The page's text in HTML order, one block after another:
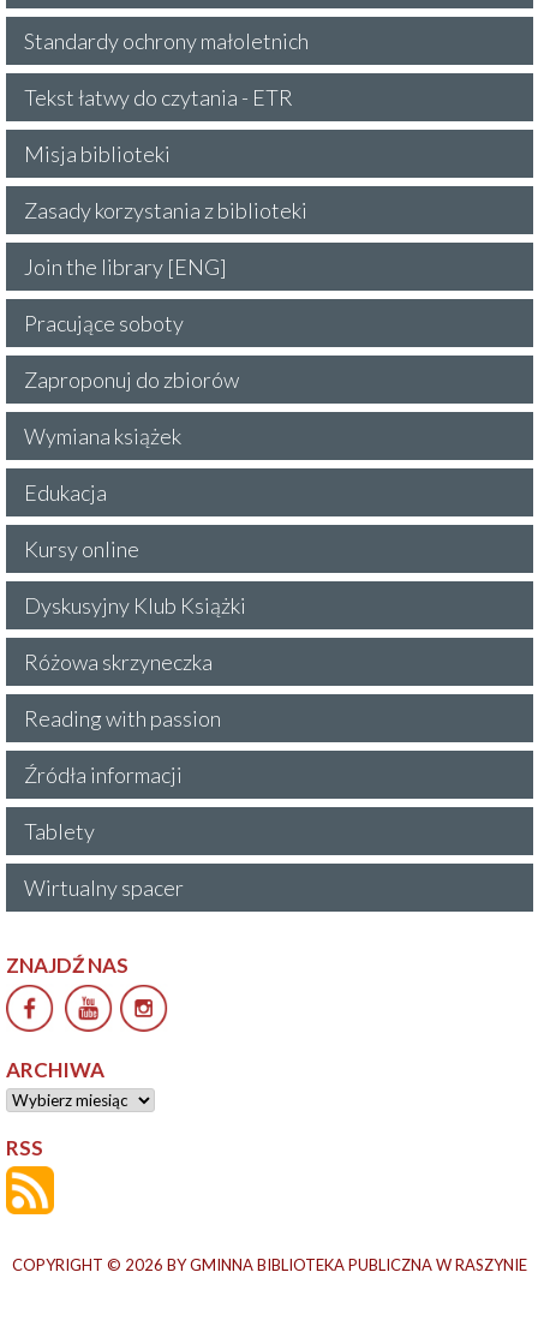
Standardy ochrony małoletnich
Tekst łatwy do czytania - ETR
Misja biblioteki
Zasady korzystania z biblioteki
Join the library [ENG]
Pracujące soboty
Zaproponuj do zbiorów
Wymiana książek
Edukacja
Kursy online
Dyskusyjny Klub Książki
Różowa skrzyneczka
Reading with passion
Źródła informacji
Tablety
Wirtualny spacer
ZNAJDŹ NAS
ARCHIWA
Archiwa
RSS
COPYRIGHT © 2026 BY GMINNA BIBLIOTEKA PUBLICZNA W RASZYNIE